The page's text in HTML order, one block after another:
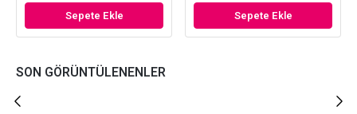
Sepete Ekle Sepete Ekle
SON GÖRÜNTÜLENENLER